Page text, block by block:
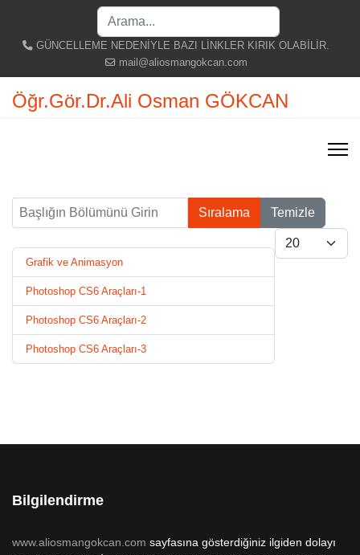
GÜNCELLEME NEDENİYLE BAZI LİNKLER KIRIK OLABİLİR.
mail@aliosmangokcan.com
Öğr.Gör.Dr.Ali Osman GÖKCAN
Başlığın Bölümünü Girin
Sıralama Temizle
Göster #
Grafik ve Animasyon
Photoshop CS6 Araçları-1
Photoshop CS6 Araçları-2
Photoshop CS6 Araçları-3
Bilgilendirme
www.aliosmangokcan.com sayfasına gösterdiğiniz ilgiden dolayı